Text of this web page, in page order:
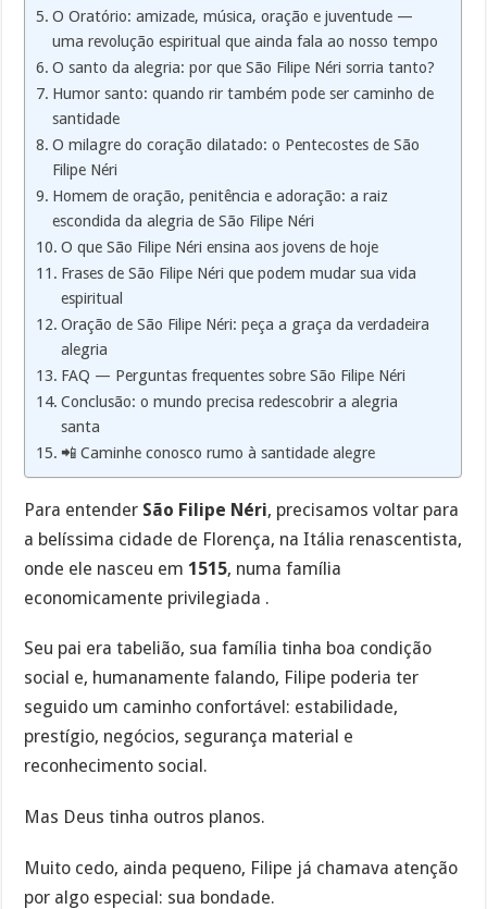
O Oratório: amizade, música, oração e juventude —
uma revolução espiritual que ainda fala ao nosso tempo
O santo da alegria: por que São Filipe Néri sorria tanto?
Humor santo: quando rir também pode ser caminho de
santidade
O milagre do coração dilatado: o Pentecostes de São
Filipe Néri
Homem de oração, penitência e adoração: a raiz
escondida da alegria de São Filipe Néri
O que São Filipe Néri ensina aos jovens de hoje
Frases de São Filipe Néri que podem mudar sua vida
espiritual
Oração de São Filipe Néri: peça a graça da verdadeira
alegria
FAQ — Perguntas frequentes sobre São Filipe Néri
Conclusão: o mundo precisa redescobrir a alegria
santa
📲 Caminhe conosco rumo à santidade alegre
Para entender São Filipe Néri, precisamos voltar para
a belíssima cidade de Florença, na Itália renascentista,
onde ele nasceu em1515, numa família
economicamente privilegiada .
Seu pai era tabelião, sua família tinha boa condição
social e, humanamente falando, Filipe poderia ter
seguido um caminho confortável: estabilidade,
prestígio, negócios, segurança material e
reconhecimento social.
Mas Deus tinha outros planos.
Muito cedo, ainda pequeno, Filipe já chamava atenção
por algo especial: sua bondade.